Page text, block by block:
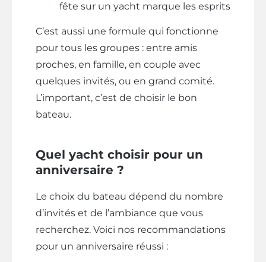
fête sur un yacht marque les esprits
C’est aussi une formule qui fonctionne
pour tous les groupes : entre amis
proches, en famille, en couple avec
quelques invités, ou en grand comité.
L’important, c’est de choisir le bon
bateau.
Quel yacht choisir pour un
anniversaire ?
Le choix du bateau dépend du nombre
d’invités et de l’ambiance que vous
recherchez. Voici nos recommandations
pour un anniversaire réussi :